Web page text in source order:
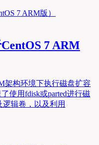
7 ARM
架构环境下执行磁盘扩容
使用fdisk或parted进行磁
辑卷，以及利用